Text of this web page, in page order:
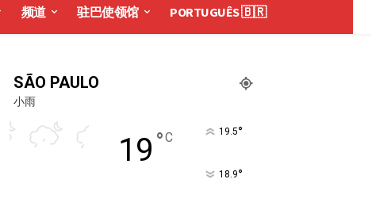
频道 驻巴使领馆 PORTUGUÊS 🇧🇷
SÃO PAULO
小雨
19 °C 19.5°
18.9°